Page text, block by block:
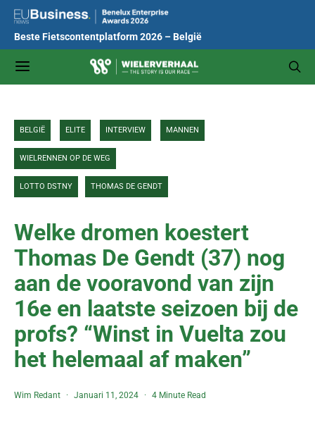
Beste Fietscontentplatform 2026 – België
BELGIË ELITE INTERVIEW MANNEN
WIELRENNEN OP DE WEG
LOTTO DSTNY THOMAS DE GENDT
Welke dromen koestert
Thomas De Gendt (37) nog
aan de vooravond van zijn
16e en laatste seizoen bij de
profs? “Winst in Vuelta zou
het helemaal af maken”
Wim Redant Januari 11, 2024 4 Minute Read